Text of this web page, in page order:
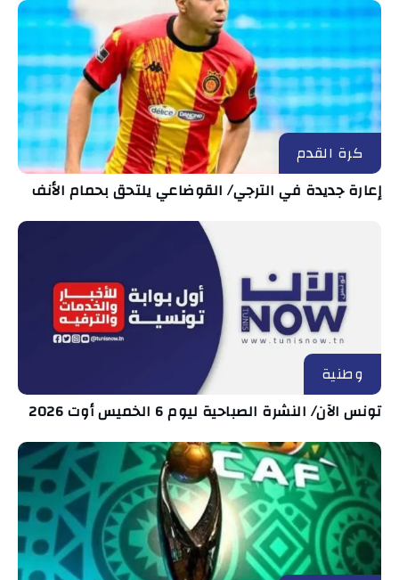
كرة القدم
إعارة جديدة في الترجي/ القوضاعي يلتحق بحمام الأنف
وطنية
تونس الآن/ النشرة الصباحية ليوم 6 الخميس أوت 2026